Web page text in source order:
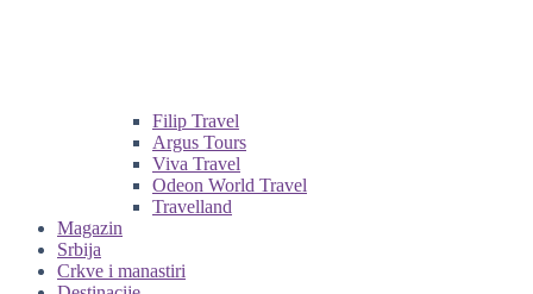
Filip Travel
Argus Tours
Viva Travel
Odeon World Travel
Travelland
Magazin
Srbija
Crkve i manastiri